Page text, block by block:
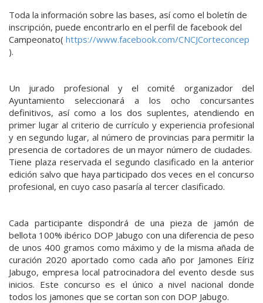
Toda la información sobre las bases, así como el boletín de
inscripción, puede encontrarlo en el perfil de facebook del
Campeonato( https://www.facebook.com/CNCJCorteconcep
).
Un jurado profesional y el comité organizador del
Ayuntamiento seleccionará a los ocho concursantes
definitivos, así como a los dos suplentes, atendiendo en
primer lugar al criterio de currículo y experiencia profesional
y en segundo lugar, al número de provincias para permitir la
presencia de cortadores de un mayor número de ciudades.
Tiene plaza reservada el segundo clasificado en la anterior
edición salvo que haya participado dos veces en el concurso
profesional, en cuyo caso pasaría al tercer clasificado.
Cada participante dispondrá de una pieza de jamón de
bellota 100% ibérico DOP Jabugo con una diferencia de peso
de unos 400 gramos como máximo y de la misma añada de
curación 2020 aportado como cada año por Jamones Eíriz
Jabugo, empresa local patrocinadora del evento desde sus
inicios. Este concurso es el único a nivel nacional donde
todos los jamones que se cortan son con DOP Jabugo.